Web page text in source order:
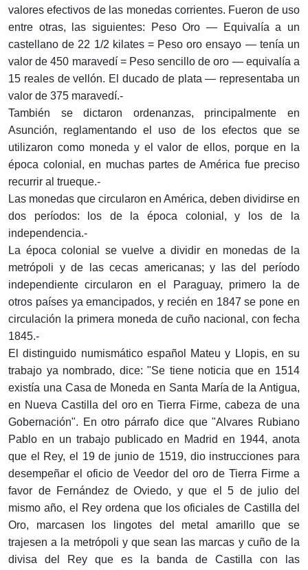
valores efectivos de las monedas corrientes. Fueron de uso
entre otras, las siguientes: Peso Oro — Equivalía a un
castellano de 22 1/2 kilates = Peso oro ensayo — tenía un
valor de 450 maravedí = Peso sencillo de oro — equivalía a
15 reales de vellón. El ducado de plata — representaba un
valor de 375 maravedí.-
También se dictaron ordenanzas, principalmente en
Asunción, reglamentando el uso de los efectos que se
utilizaron como moneda y el valor de ellos, porque en la
época colonial, en muchas partes de América fue preciso
recurrir al trueque.-
Las monedas que circularon en América, deben dividirse en
dos períodos: los de la época colonial, y los de la
independencia.-
La época colonial se vuelve a dividir en monedas de la
metrópoli y de las cecas americanas; y las del período
independiente circularon en el Paraguay, primero la de
otros países ya emancipados, y recién en 1847 se pone en
circulación la primera moneda de cuño nacional, con fecha
1845.-
El distinguido numismático español Mateu y Llopis, en su
trabajo ya nombrado, dice: "Se tiene noticia que en 1514
existía una Casa de Moneda en Santa María de la Antigua,
en Nueva Castilla del oro en Tierra Firme, cabeza de una
Gobernación". En otro párrafo dice que "Alvares Rubiano
Pablo en un trabajo publicado en Madrid en 1944, anota
que el Rey, el 19 de junio de 1519, dio instrucciones para
desempeñar el oficio de Veedor del oro de Tierra Firme a
favor de Fernández de Oviedo, y que el 5 de julio del
mismo año, el Rey ordena que los oficiales de Castilla del
Oro, marcasen los lingotes del metal amarillo que se
trajesen a la metrópoli y que sean las marcas y cuño de la
divisa del Rey que es la banda de Castilla con las